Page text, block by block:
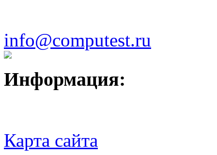
info@computest.ru
Информация:
Карта сайта